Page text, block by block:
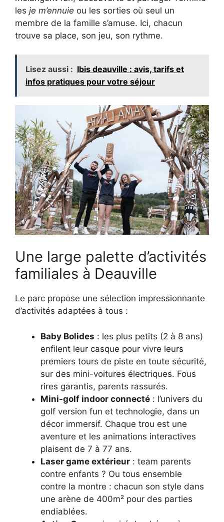
les je m’ennuie ou les sorties où seul un
membre de la famille s’amuse. Ici, chacun
trouve sa place, son jeu, son rythme.
Lisez aussi : Ibis deauville : avis, tarifs et
infos pratiques pour votre séjour
Une large palette d’activités
familiales à Deauville
Le parc propose une sélection impressionnante
d’activités adaptées à tous :
Baby Bolides : les plus petits (2 à 8 ans)
enfilent leur casque pour vivre leurs
premiers tours de piste en toute sécurité,
sur des mini-voitures électriques. Fous
rires garantis, parents rassurés.
Mini-golf indoor connecté : l’univers du
golf version fun et technologie, dans un
décor immersif. Chaque trou est une
aventure et les animations interactives
plaisent de 7 à 77 ans.
Laser game extérieur : team parents
contre enfants ? Ou tous ensemble
contre la montre : chacun son style dans
une arène de 400m² pour des parties
endiablées.